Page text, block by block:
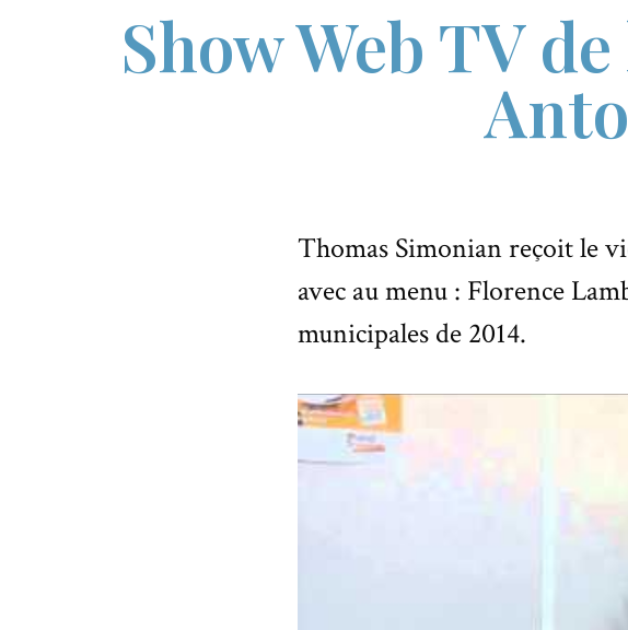
Show Web TV
Thomas Simonian reçoit le
avec au menu : Florence
municipales de 2014.